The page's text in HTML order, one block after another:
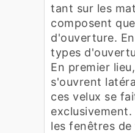
tant sur les
composent
d'ouverture.
types
En premier
s'ouvrent
ces velux se
les fenêtres